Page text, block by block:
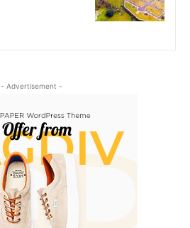
- Advertisement -